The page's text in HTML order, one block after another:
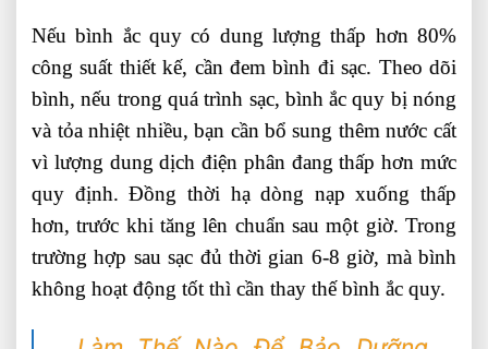
Nếu bình ắc quy có dung lượng thấp hơn 80%
công suất thiết kế, cần đem bình đi sạc. Theo dõi
bình, nếu trong quá trình sạc, bình ắc quy bị nóng
và tỏa nhiệt nhiều, bạn cần bổ sung thêm nước cất
vì lượng dung dịch điện phân đang thấp hơn mức
quy định. Đồng thời hạ dòng nạp xuống thấp
hơn, trước khi tăng lên chuẩn sau một giờ. Trong
trường hợp sau sạc đủ thời gian 6-8 giờ, mà bình
không hoạt động tốt thì cần thay thế bình ắc quy.